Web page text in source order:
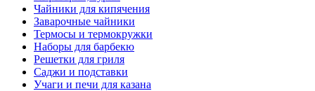
Чайники для кипячения
Заварочные чайники
Термосы и термокружки
Наборы для барбекю
Решетки для гриля
Саджи и подставки
Учаги и печи для казана